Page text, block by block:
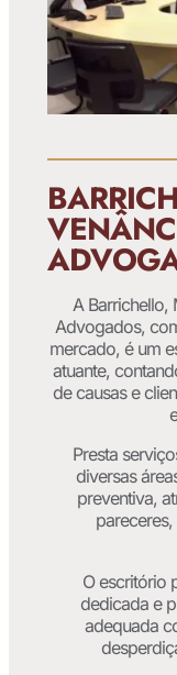
A Barrichello,
Advogados,
mercado, é um
atuante,
de causas e
Presta
diversas
preventiva,
O escritório
dedicada e
adequada